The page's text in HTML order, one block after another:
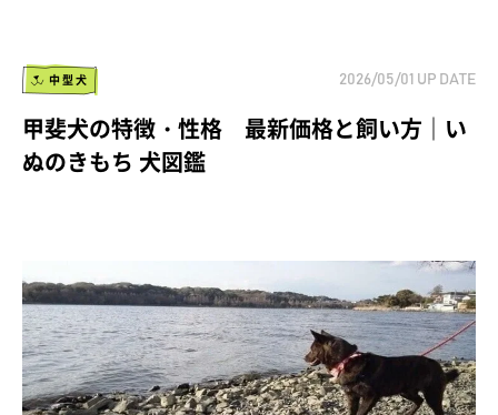
中型犬 2026/05/01 UP DATE
甲斐犬の特徴・性格 最新価格と飼い方｜い
ぬのきもち 犬図鑑